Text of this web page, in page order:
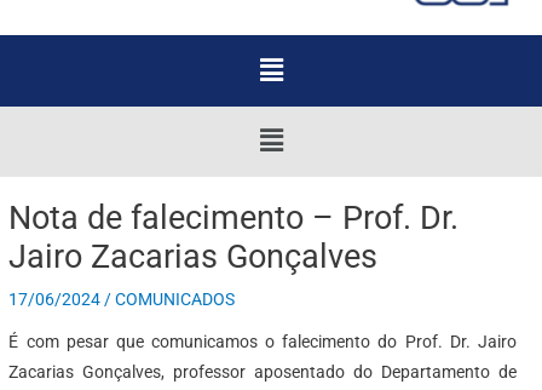
Menu
Menu
Nota de falecimento – Prof. Dr.
Jairo Zacarias Gonçalves
17/06/2024 /COMUNICADOS
É com pesar que comunicamos o falecimento do Prof. Dr. Jairo
Zacarias Gonçalves, professor aposentado do Departamento de